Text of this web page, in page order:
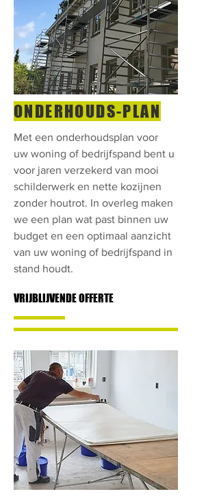
ONDERHOUDS-PLAN
Met een onderhoudsplan voor
uw woning of bedrijfspand bent u
voor jaren verzekerd van mooi
schilderwerk en nette kozijnen
zonder houtrot. In overleg maken
we een plan wat past binnen uw
budget en een optimaal aanzicht
van uw woning of bedrijfspand in
stand houdt.
VRIJBLIJVENDE OFFERTE